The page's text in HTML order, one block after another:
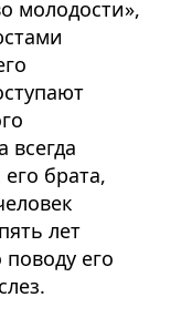
молодости»,
всегда
брата,
лет
его